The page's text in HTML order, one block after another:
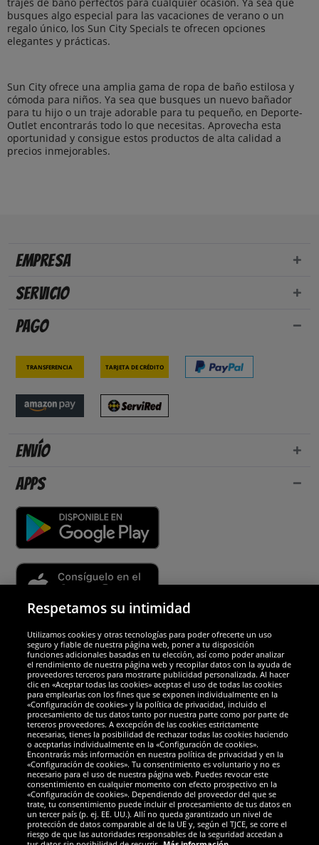
busques algo especial para las vacaciones de verano o un
regalo único, los Sun City Specials te ofrecen opciones
elegantes y prácticas.
Sun City ofrece una amplia gama de ropa de baño estilosa y
cómoda para niños. Ya sea que busques un nuevo bañador
para tu hijo o un traje adorable para tu pequeño, en Deporte-
Outlet encontrarás todo lo que necesitas. Aprovecha esta
oportunidad y consigue estos productos de alta calidad a
precios inmejorables.
Empresa
Servicio
Pago
Transferencia Tarjeta de crédito
Envío
Apps
Socios y seguridad
Galardones
Redes sociales
Respetamos su intimidad
Utilizamos cookies y otras tecnologías para poder ofrecerte un uso
seguro y fiable de nuestra página web, poner a tu disposición
funciones adicionales basadas en tu elección, así como poder analizar
el rendimiento de nuestra página web y recopilar datos con la ayuda de
proveedores terceros para mostrarte publicidad personalizada. Al hacer
clic en «Aceptar todas las cookies» aceptas el uso de todas las cookies
para emplearlas con los fines que se exponen individualmente en la
«Configuración de cookies» y la política de privacidad, incluido el
procesamiento de tus datos tanto por nuestra parte como por parte de
terceros proveedores. A excepción de las cookies estrictamente
necesarias, tienes la posibilidad de rechazar todas las cookies haciendo
o aceptarlas individualmente en la «Configuración de cookies».
Encontrarás más información en nuestra política de privacidad y en la
«Configuración de cookies». Tu consentimiento es voluntario y no es
necesario para el uso de nuestra página web. Puedes revocar este
consentimiento en cualquier momento con efecto prospectivo en la
«Configuración de cookies». Dependiendo del proveedor del que se
trate, tu consentimiento puede incluir el procesamiento de tus datos en
un tercer país (p. ej. EE. UU.). Allí no queda garantizado un nivel de
protección de datos comparable al de la UE y, según el TJCE, se corre el
riesgo de que las autoridades responsables de la seguridad accedan a